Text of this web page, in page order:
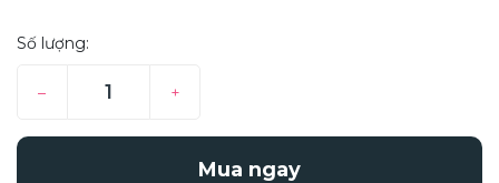
Số lượng:
– +
Mua ngay